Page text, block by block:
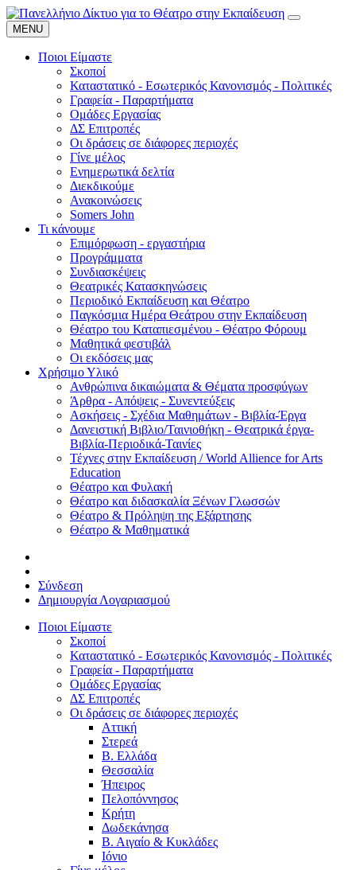
MENU
Ποιοι Είμαστε
Σκοποί
Καταστατικό - Εσωτερικός Κανονισμός - Πολιτικές
Γραφεία - Παραρτήματα
Ομάδες Εργασίας
ΔΣ Επιτροπές
Οι δράσεις σε διάφορες περιοχές
Γίνε μέλος
Ενημερωτικά δελτία
Διεκδικούμε
Ανακοινώσεις
Somers John
Τι κάνουμε
Επιμόρφωση - εργαστήρια
Προγράμματα
Συνδιασκέψεις
Θεατρικές Κατασκηνώσεις
Περιοδικό Εκπαίδευση και Θέατρο
Παγκόσμια Ημέρα Θεάτρου στην Εκπαίδευση
Θέατρο του Καταπιεσμένου - Θέατρο Φόρουμ
Μαθητικά φεστιβάλ
Οι εκδόσεις μας
Χρήσιμο Υλικό
Ανθρώπινα δικαιώματα & Θέματα προσφύγων
Άρθρα - Απόψεις - Συνεντεύξεις
Ασκήσεις - Σχέδια Μαθημάτων - Βιβλία-Έργα
Δανειστική Βιβλιο/Ταινιοθήκη - Θεατρικά έργα-
Βιβλία-Περιοδικά-Ταινίες
Τέχνες στην Εκπαίδευση / World Allience for Arts
Education
Θέατρο και Φυλακή
Θέατρο και διδασκαλία Ξένων Γλωσσών
Θέατρο & Πρόληψη της Εξάρτησης
Θέατρο & Μαθηματικά
Σύνδεση
Δημιουργία Λογαριασμού
Ποιοι Είμαστε
Σκοποί
Καταστατικό - Εσωτερικός Κανονισμός - Πολιτικές
Γραφεία - Παραρτήματα
Ομάδες Εργασίας
ΔΣ Επιτροπές
Οι δράσεις σε διάφορες περιοχές
Αττική
Στερεά
Β. Ελλάδα
Θεσσαλία
Ήπειρος
Πελοπόννησος
Κρήτη
Δωδεκάνησα
Β. Αιγαίο & Κυκλάδες
Ιόνιο